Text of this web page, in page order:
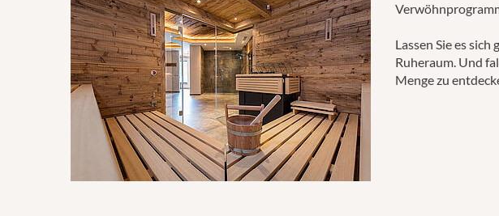
Lassen Sie es
Ruheraum. Und
Menge zu